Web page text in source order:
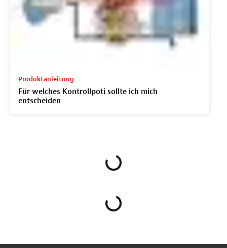
Produktanleitung
Für welches Kontrollpoti sollte ich mich
entscheiden